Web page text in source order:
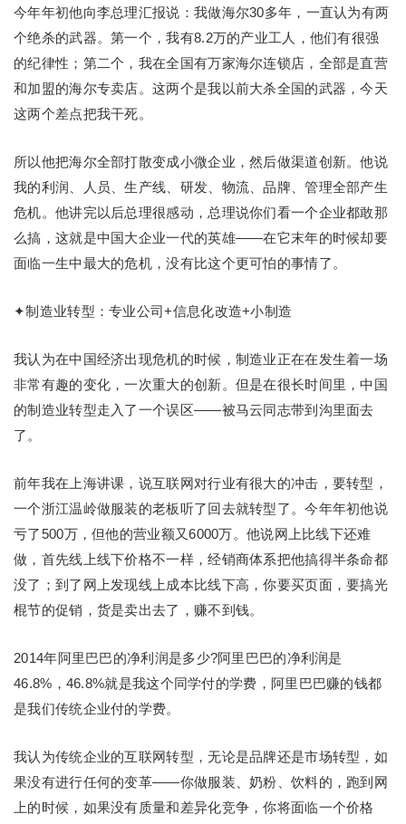
今年年初他向李总理汇报说：我做海尔30多年，一直认为有两
个绝杀的武器。第一个，我有8.2万的产业工人，他们有很强
的纪律性；第二个，我在全国有万家海尔连锁店，全部是直营
和加盟的海尔专卖店。这两个是我以前大杀全国的武器，今天
这两个差点把我干死。
所以他把海尔全部打散变成小微企业，然后做渠道创新。他说
我的利润、人员、生产线、研发、物流、品牌、管理全部产生
危机。他讲完以后总理很感动，总理说你们看一个企业都敢那
么搞，这就是中国大企业一代的英雄——在它末年的时候却要
面临一生中最大的危机，没有比这个更可怕的事情了。
✦制造业转型：专业公司+信息化改造+小制造
我认为在中国经济出现危机的时候，制造业正在在发生着一场
非常有趣的变化，一次重大的创新。但是在很长时间里，中国
的制造业转型走入了一个误区——被马云同志带到沟里面去
了。
前年我在上海讲课，说互联网对行业有很大的冲击，要转型，
一个浙江温岭做服装的老板听了回去就转型了。今年年初他说
亏了500万，但他的营业额又6000万。他说网上比线下还难
做，首先线上线下价格不一样，经销商体系把他搞得半条命都
没了；到了网上发现线上成本比线下高，你要买页面，要搞光
棍节的促销，货是卖出去了，赚不到钱。
2014年阿里巴巴的净利润是多少?阿里巴巴的净利润是
46.8%，46.8%就是我这个同学付的学费，阿里巴巴赚的钱都
是我们传统企业付的学费。
我认为传统企业的互联网转型，无论是品牌还是市场转型，如
果没有进行任何的变革——你做服装、奶粉、饮料的，跑到网
上的时候，如果没有质量和差异化竞争，你将面临一个价格